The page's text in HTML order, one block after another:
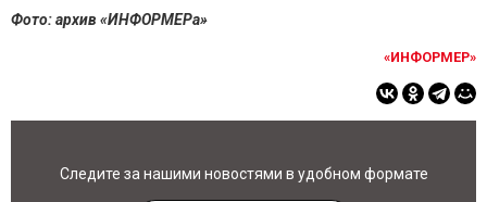
Фото: архив «ИНФОРМЕРа»
«ИНФОРМЕР»
Следите за нашими новостями в удобном формате